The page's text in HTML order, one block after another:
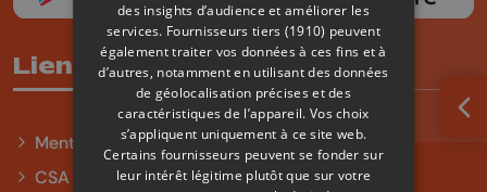
Liens utiles
Mentions légales
CSA
des insights d’audience et améliorer les
services. Fournisseurs tiers (1910) peuvent
également traiter vos données à ces fins et à
d’autres, notamment en utilisant des données
de géolocalisation précises et des
caractéristiques de l’appareil. Vos choix
s’appliquent uniquement à ce site web.
Certains fournisseurs peuvent se fonder sur
leur intérêt légitime plutôt que sur votre